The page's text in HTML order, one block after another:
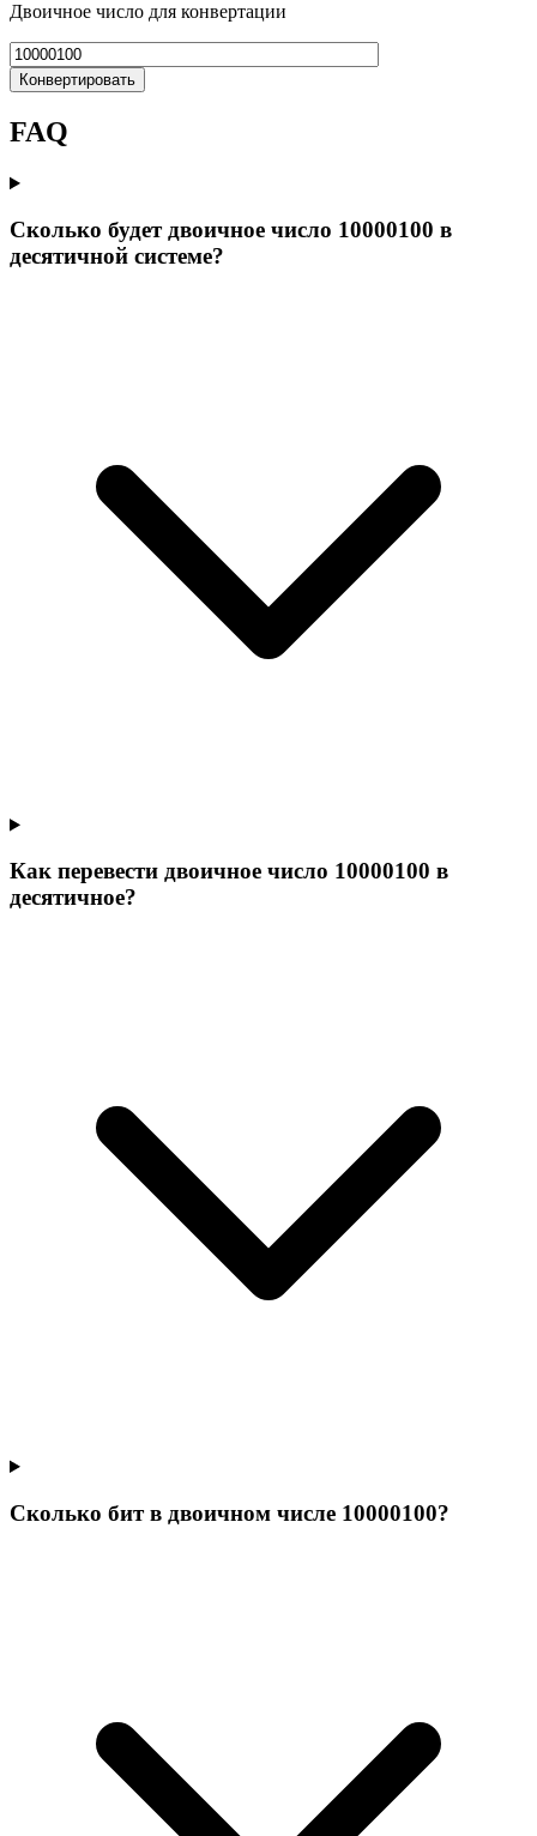
Двоичное число для конвертации
Конвертировать
FAQ
Сколько будет двоичное число 10000100 в
десятичной системе?
Как перевести двоичное число 10000100 в
десятичное?
Сколько бит в двоичном числе 10000100?